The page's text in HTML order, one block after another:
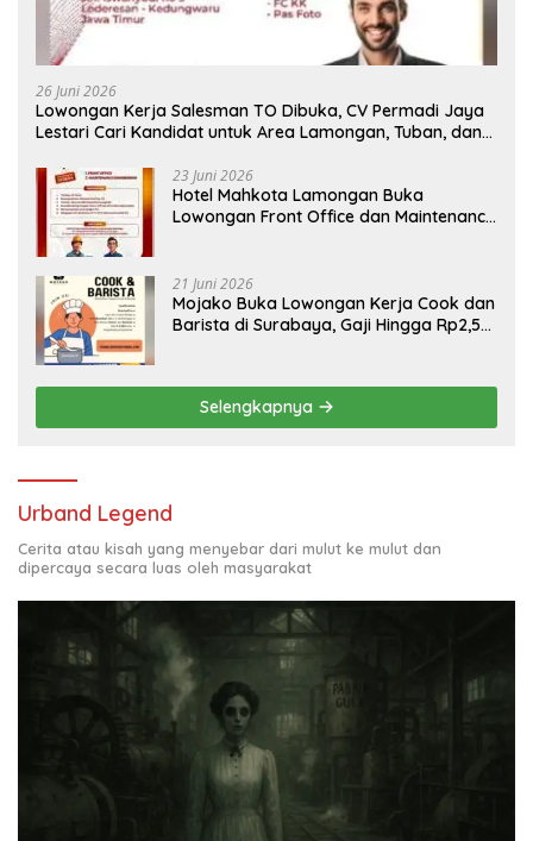
26 Juni 2026
Lowongan Kerja Salesman TO Dibuka, CV Permadi Jaya
Lestari Cari Kandidat untuk Area Lamongan, Tuban, dan
23 Juni 2026
Hotel Mahkota Lamongan Buka
Lowongan Front Office dan Maintenance
21 Juni 2026
Mojako Buka Lowongan Kerja Cook dan
Barista di Surabaya, Gaji Hingga Rp2,5
Selengkapnya
Urband Legend
Cerita atau kisah yang menyebar dari mulut ke mulut dan
dipercaya secara luas oleh masyarakat